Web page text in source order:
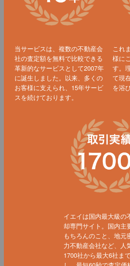
当サービスは、複数の不動産会
社の査定額を無料で比較できる
革新的なサービスとして2007年
に誕生しました。以来、多くの
お客様に支えられ、15年サービ
スを続けております。
これ
様に
す。
て現
を浴
イエイは国内最大級の
却専門サイト。国内主
もちろんのこと、地元
力不動産会社など、人
1700社から最大6社ま